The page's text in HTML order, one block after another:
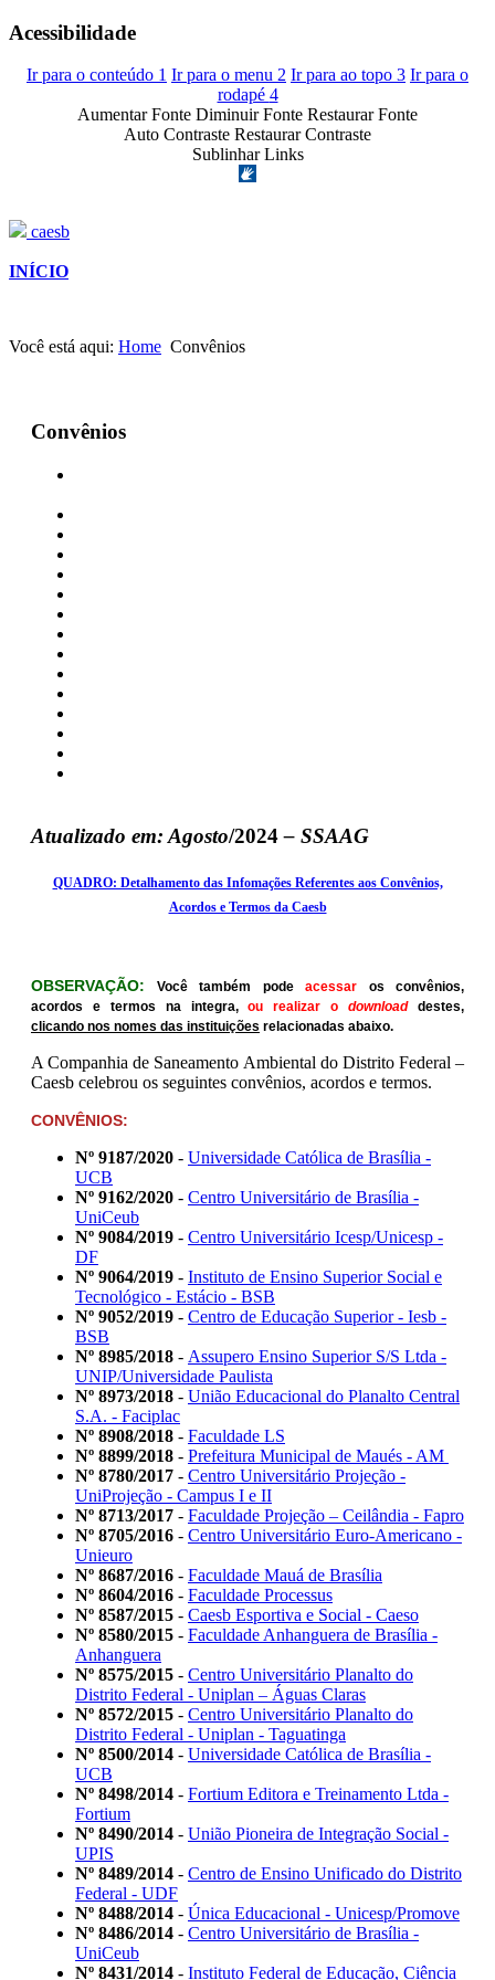
Acessibilidade
Ir para o conteúdo 1 Ir para o menu 2 Ir para ao topo 3 Ir para o
rodapé 4
Aumentar Fonte Diminuir Fonte Restaurar Fonte
Auto Contraste Restaurar Contraste
Sublinhar Links
caesb
INÍCIO
Você está aqui: Home Convênios
Convênios
Atualizado em: Agosto/2024– SSAAG
QUADRO: Detalhamento das Infomações Referentes aos Convênios,
Acordos e Termos da Caesb
OBSERVAÇÃO: Você também pode acessar os convênios,
acordos e termos na integra,ou realizar odownloaddestes,
clicando nos nomes das instituições relacionadas abaixo.
A Companhia de Saneamento Ambiental do Distrito Federal –
Caesb celebrou os seguintes convênios, acordos e termos.
CONVÊNIOS:
Nº 9187/2020 - Universidade Católica de Brasília -
UCB
Nº 9162/2020 - Centro Universitário de Brasília -
UniCeub
Nº 9084/2019 - Centro Universitário Icesp/Unicesp -
DF
Nº 9064/2019 - Instituto de Ensino Superior Social e
Tecnológico - Estácio - BSB
Nº 9052/2019 - Centro de Educação Superior - Iesb -
BSB
Nº 8985/2018 - Assupero Ensino Superior S/S Ltda -
UNIP/Universidade Paulista
Nº 8973/2018 - União Educacional do Planalto Central
S.A. - Faciplac
Nº 8908/2018 - Faculdade LS
Nº 8899/2018 - Prefeitura Municipal de Maués - AM
Nº 8780/2017 - Centro Universitário Projeção -
UniProjeção - Campus I e II
Nº 8713/2017 - Faculdade Projeção – Ceilândia - Fapro
Nº 8705/2016 - Centro Universitário Euro-Americano -
Unieuro
Nº 8687/2016 - Faculdade Mauá de Brasília
Nº 8604/2016 - Faculdade Processus
Nº 8587/2015 - Caesb Esportiva e Social - Caeso
Nº 8580/2015 - Faculdade Anhanguera de Brasília -
Anhanguera
Nº 8575/2015 - Centro Universitário Planalto do
Distrito Federal - Uniplan – Águas Claras
Nº 8572/2015 - Centro Universitário Planalto do
Distrito Federal - Uniplan - Taguatinga
Nº 8500/2014 - Universidade Católica de Brasília -
UCB
Nº 8498/2014 - Fortium Editora e Treinamento Ltda -
Fortium
Nº 8490/2014 - União Pioneira de Integração Social -
UPIS
Nº 8489/2014 - Centro de Ensino Unificado do Distrito
Federal - UDF
Nº 8488/2014 - Única Educacional - Unicesp/Promove
Nº 8486/2014 - Centro Universitário de Brasília -
UniCeub
Nº 8431/2014 - Instituto Federal de Educação, Ciência